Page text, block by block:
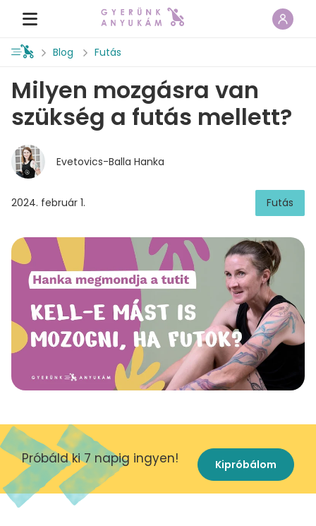
Blog Futás
Milyen mozgásra van
szükség a futás mellett?
Evetovics-Balla Hanka
2024. február 1. Futás
Próbáld ki 7 napig ingyen! Kipróbálom